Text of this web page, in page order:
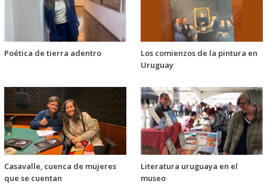
Poética de tierra adentro
Los comienzos de la pintura en
Uruguay
Casavalle, cuenca de mujeres
que se cuentan
Literatura uruguaya en el
museo